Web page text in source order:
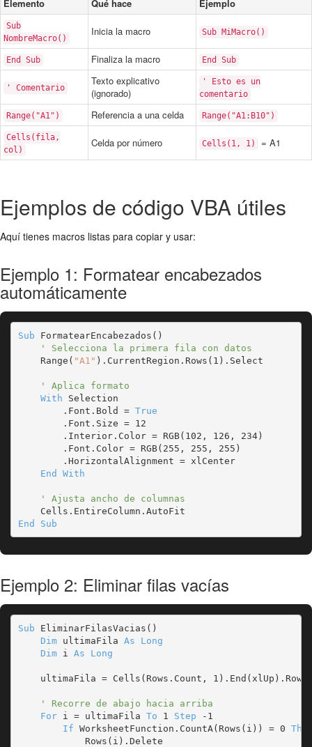
Elemento Qué hace Ejemplo
Sub
NombreMacro()
Inicia la macro Sub MiMacro()
End Sub Finaliza la macro End Sub
' Comentario
Texto explicativo
(ignorado)
' Esto es un
comentario
Range("A1") Referencia a una celda Range("A1:B10")
Cells(fila,
col)
Celda por número Cells(1, 1) = A1
Ejemplos de código VBA útiles
Aquí tienes macros listas para copiar y usar:
Ejemplo 1: Formatear encabezados
automáticamente
Sub FormatearEncabezados()
' Selecciona la primera fila con datos
    Range(
"A1" ).CurrentRegion.Rows(1).Select
' Aplica formato
With Selection
        .Font.Bold =
True
        .Font.Size = 12
        .Interior.Color = RGB(102, 126, 234)
        .Font.Color = RGB(255, 255, 255)
        .HorizontalAlignment = xlCenter
End With
' Ajusta ancho de columnas
End Sub
Ejemplo 2: Eliminar filas vacías
Sub EliminarFilasVacias()
Dim ultimaFila As Long
Dim i As Long
    ultimaFila = Cells(Rows.Count, 1).End(xlUp).Row
' Recorre de abajo hacia arriba
For i = ultimaFila To 1 Step -1
If WorksheetFunction.CountA(Rows(i)) = 0
            Rows(i).Delete